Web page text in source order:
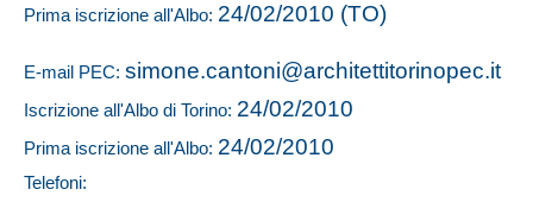
Prima iscrizione all'Albo: 24/02/2010 (TO)
E-mail PEC: simone.cantoni@architettitorinopec.it
Iscrizione all'Albo di Torino: 24/02/2010
Prima iscrizione all'Albo: 24/02/2010
Telefoni: